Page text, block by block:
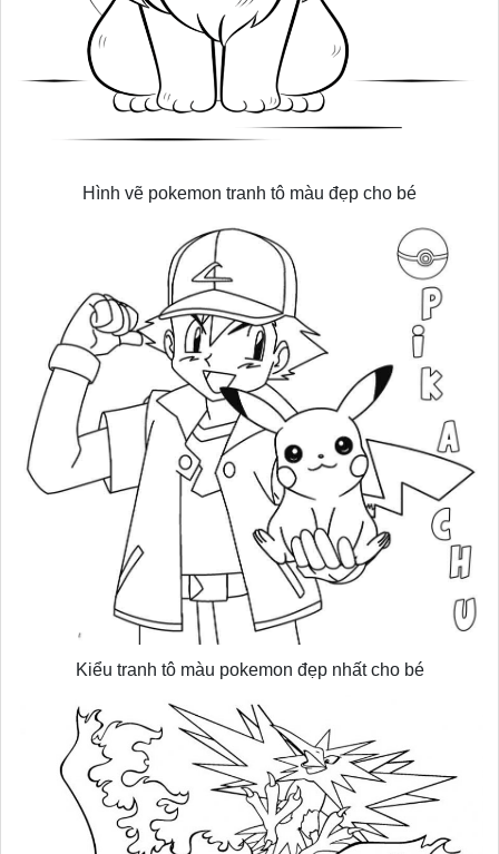
Hình vẽ pokemon tranh tô màu đẹp cho bé
Kiểu tranh tô màu pokemon đẹp nhất cho bé